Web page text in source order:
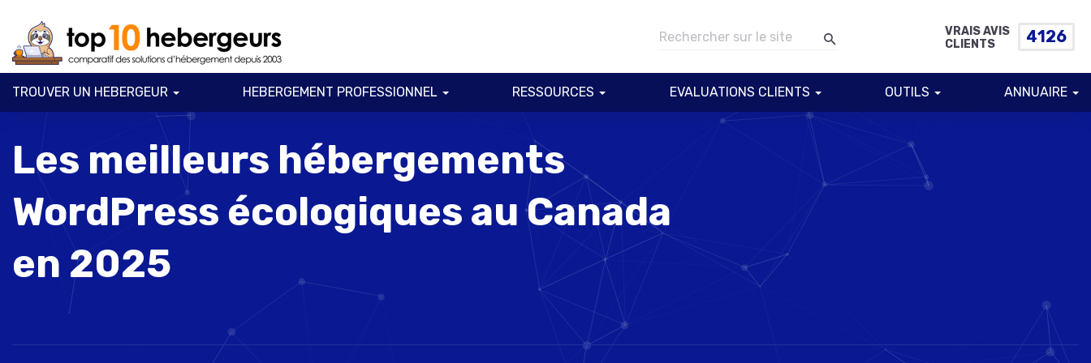
VRAIS AVIS
CLIENTS
4126
TROUVER UN HEBERGEUR HEBERGEMENT PROFESSIONNEL RESSOURCES EVALUATIONS CLIENTS OUTILS ANNUAIRE
Les meilleurs hébergements
WordPress écologiques au Canada
en 2025